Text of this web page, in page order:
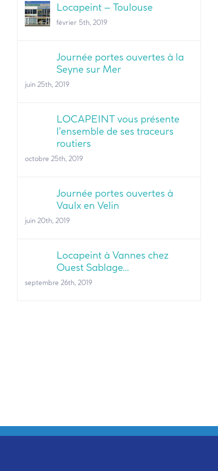
Locapeint – Toulouse
février 5th, 2019
Journée portes ouvertes à la
Seyne sur Mer
juin 25th, 2019
LOCAPEINT vous présente
l’ensemble de ses traceurs
routiers
octobre 25th, 2019
Journée portes ouvertes à
Vaulx en Velin
juin 20th, 2019
Locapeint à Vannes chez
Ouest Sablage…
septembre 26th, 2019